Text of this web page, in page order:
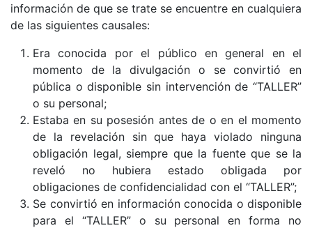
información de que se trate se encuentre en cualquiera
de las siguientes causales:
Era conocida por el público en general en el
momento de la divulgación o se convirtió en
pública o disponible sin intervención de “TALLER”
o su personal;
Estaba en su posesión antes de o en el momento
de la revelación sin que haya violado ninguna
obligación legal, siempre que la fuente que se la
reveló no hubiera estado obligada por
obligaciones de confidencialidad con el “TALLER”;
Se convirtió en información conocida o disponible
para el “TALLER” o su personal en forma no